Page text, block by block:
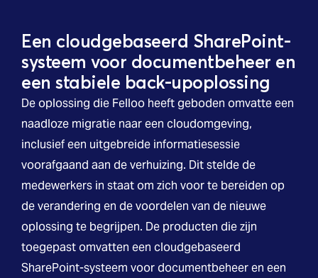
Een cloudgebaseerd SharePoint-
systeem voor documentbeheer en
een stabiele back-upoplossing
De oplossing die Felloo heeft geboden omvatte een
naadloze migratie naar een cloudomgeving,
inclusief een uitgebreide informatiesessie
voorafgaand aan de verhuizing. Dit stelde de
medewerkers in staat om zich voor te bereiden op
de verandering en de voordelen van de nieuwe
oplossing te begrijpen. De producten die zijn
toegepast omvatten een cloudgebaseerd
SharePoint-systeem voor documentbeheer en een